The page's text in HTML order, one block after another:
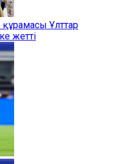
Ұлттар
жетті